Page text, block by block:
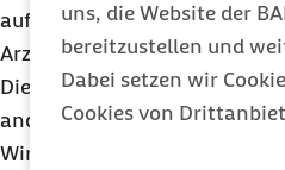
uns, die Website der
bereitzustellen und
Dabei setzen wir
Cookies von
auf Versorgungs- und
Arzneimittelbereich beziehen.
Die Apothekerin/der
anderes preisgünstigeres
Wirkstoff auszugeben (